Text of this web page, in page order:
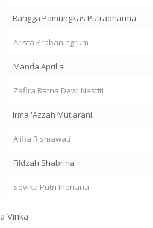
Rangga Pamungkas Putradharma
Arista Prabaningrum
Manda Aprilia
Zafira Ratna Dewi Nastiti
Irma 'Azzah Mutiarani
Alifia Rismawati
Fildzah Shabrina
Sevika Putri Indriana
Vinka